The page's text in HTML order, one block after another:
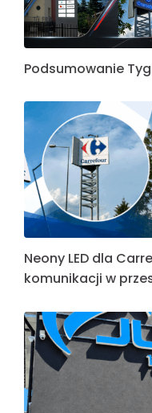
Podsumowanie
Neony LED dla
komunikacji w